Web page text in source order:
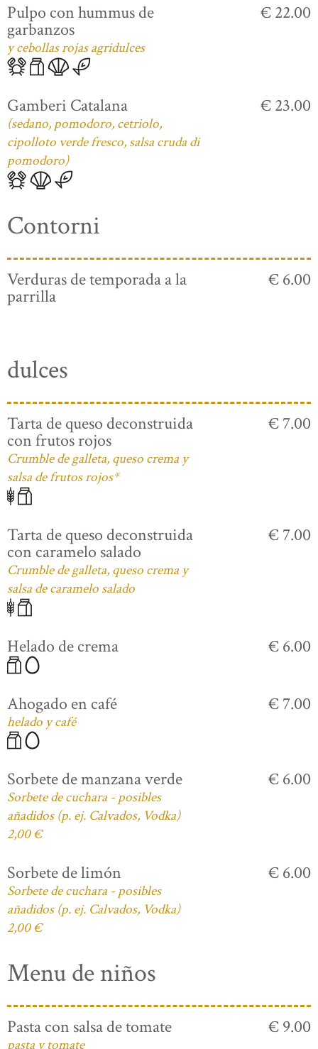
Pulpo con hummus de
garbanzos
y cebollas rojas agridulces
€ 22.00
Gamberi Catalana
(sedano, pomodoro, cetriolo,
cipolloto verde fresco, salsa cruda di
pomodoro)
€ 23.00
Contorni
Verduras de temporada a la
parrilla
€ 6.00
dulces
Tarta de queso deconstruida
con frutos rojos
Crumble de galleta, queso crema y
salsa de frutos rojos*
€ 7.00
Tarta de queso deconstruida
con caramelo salado
Crumble de galleta, queso crema y
salsa de caramelo salado
€ 7.00
Helado de crema € 6.00
Ahogado en café
helado y café
€ 7.00
Sorbete de manzana verde
Sorbete de cuchara - posibles
añadidos (p. ej. Calvados, Vodka)
2,00 €
€ 6.00
Sorbete de limón
Sorbete de cuchara - posibles
añadidos (p. ej. Calvados, Vodka)
2,00 €
€ 6.00
Menu de niños
Pasta con salsa de tomate
pasta y tomate
€ 9.00